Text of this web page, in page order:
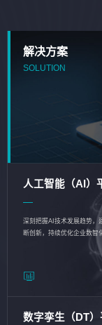
解决方案
SOLUTION
人工智能（AI）
深刻把握AI技术发展趋势，
断创新，持续优化企业数
数字孪生（DT）